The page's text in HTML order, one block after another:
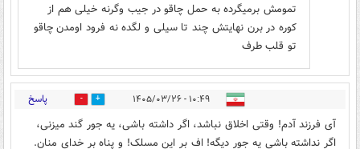
تمومش برمیگرده به حمل چاقو در جیب وگرنه خیلی هم از
کوره در برن نهایتش چند تا سیلی و لگده نه فرود اومدن چاقو
تو قلب طرف
۱۰:۴۹ - ۱۴۰۵/۰۳/۲۶ 2 پاسخ
آی فرزند آدم! وقتی اخلاق نباشد، اگر داشته باشی، یه جور گند میزنی،
اگر نداشته باشی یه جور دیگه! اف بر این مسلک! و پناه بر خدای منان.